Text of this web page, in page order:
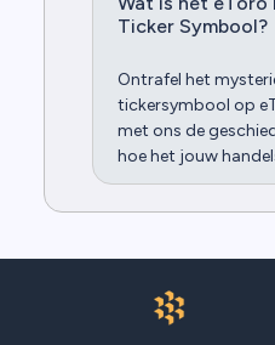
Ticker Symbool?
Ontrafel het
tickersymbool op
met ons de
hoe het jouw